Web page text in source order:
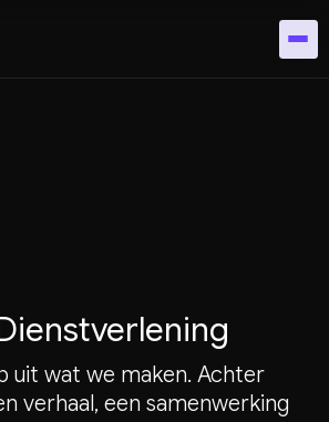
uit wat we maken. Achter
verhaal, een samenwerking